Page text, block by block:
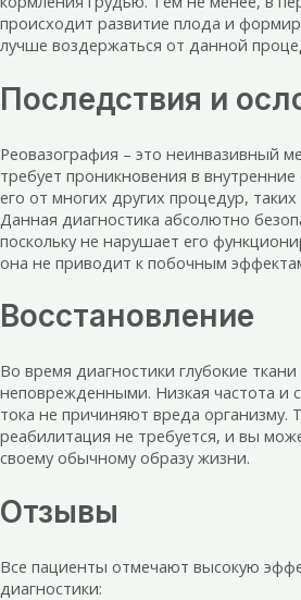
происходит развитие плода и
лучше воздержаться от данной
Последствия и
Реовазография – это неинвазивный
требует проникновения в
его от многих других процедур, таких
Данная диагностика абсолютно
поскольку не нарушает его
она не приводит к побочным
Восстановление
Во время диагностики глубокие
неповрежденными. Низкая частота и
тока не причиняют вреда организму.
реабилитация не требуется, и вы
своему обычному образу жизни.
Отзывы
Все пациенты отмечают высокую
диагностики: